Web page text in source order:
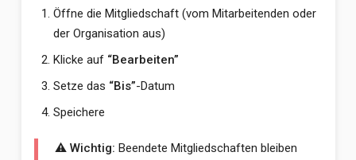
Öffne die Mitgliedschaft (vom Mitarbeitenden oder
der Organisation aus)
Klicke auf “Bearbeiten”
Setze das “Bis”-Datum
Speichere
⚠️ Wichtig: Beendete Mitgliedschaften bleiben